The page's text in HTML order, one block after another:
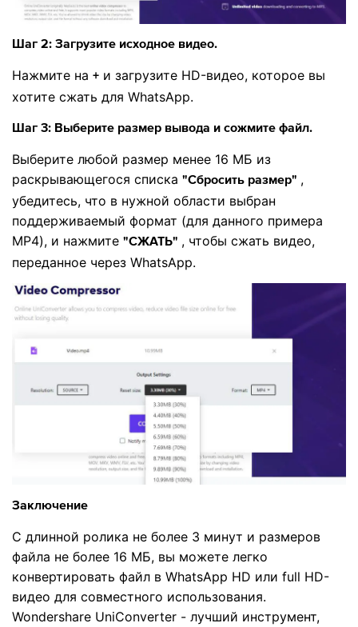
Шаг 2: Загрузите исходное видео.
Нажмите на + и загрузите HD-видео, которое вы
хотите сжать для WhatsApp.
Шаг 3: Выберите размер вывода и сожмите файл.
Выберите любой размер менее 16 МБ из
раскрывающегося списка "Сбросить размер" ,
убедитесь, что в нужной области выбран
поддерживаемый формат (для данного примера
MP4), и нажмите "СЖАТЬ" , чтобы сжать видео,
переданное через WhatsApp.
Заключение
С длинной ролика не более 3 минут и размеров
файла не более 16 МБ, вы можете легко
конвертировать файл в WhatsApp HD или full HD-
видео для совместного использования.
Wondershare UniConverter - лучший инструмент,